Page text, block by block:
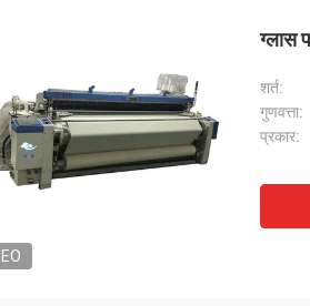
ग्लास
शर्त:
गुणवत्ता:
प्रकार: